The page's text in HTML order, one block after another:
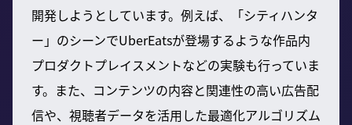
開発しようとしています。例えば、「シティハンタ
ー」のシーンでUberEatsが登場するような作品内
プロダクトプレイスメントなどの実験も行っていま
す。また、コンテンツの内容と関連性の高い広告配
信や、視聴者データを活用した最適化アルゴリズム